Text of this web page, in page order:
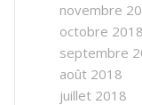
novembre
octobre 2018
septembre
août 2018
juillet 2018